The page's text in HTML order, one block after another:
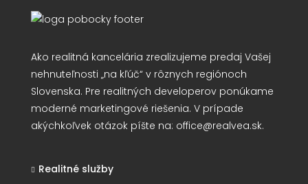
Ako realitná kancelária zrealizujeme predaj Vašej
nehnuteľnosti „na kľúč“ v rôznych regiónoch
Slovenska. Pre realitných developerov ponúkame
moderné marketingové riešenia. V prípade
akýchkoľvek otázok píšte na: office@realvea.sk.
Realitné služby